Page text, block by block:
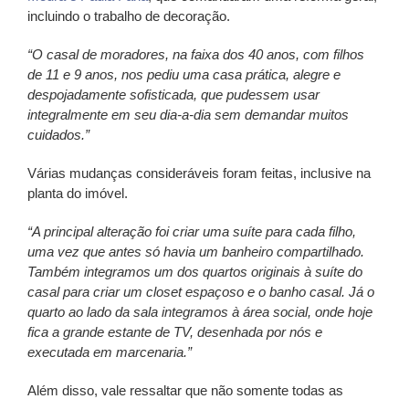
incluindo o trabalho de decoração.
“O casal de moradores, na faixa dos 40 anos, com filhos
de 11 e 9 anos, nos pediu uma casa prática, alegre e
despojadamente sofisticada, que pudessem usar
integralmente em seu dia-a-dia sem demandar muitos
cuidados.”
Várias mudanças consideráveis foram feitas, inclusive na
planta do imóvel.
“A principal alteração foi criar uma suíte para cada filho,
uma vez que antes só havia um banheiro compartilhado.
Também integramos um dos quartos originais à suíte do
casal para criar um closet espaçoso e o banho casal. Já o
quarto ao lado da sala integramos à área social, onde hoje
fica a grande estante de TV, desenhada por nós e
executada em marcenaria.”
Além disso, vale ressaltar que não somente todas as